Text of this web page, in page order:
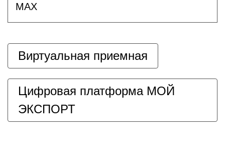
MAX
Виртуальная приемная
Цифровая платформа МОЙ
ЭКСПОРТ